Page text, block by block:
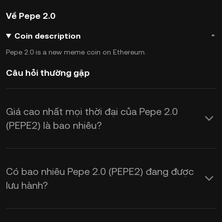
Về Pepe 2.0
Coin description
Pepe 2.0 is a new meme coin on Ethereum.
Câu hỏi thường gặp
Giá cao nhất mọi thời đại của Pepe 2.0
(PEPE2) là bao nhiêu?
Có bao nhiêu Pepe 2.0 (PEPE2) đang được
lưu hành?